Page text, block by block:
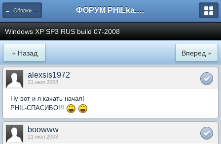
← Сборки Windows от PHILKA.RU ФОРУМ PHILka.RU
Windows XP SP3 RUS build 07-2008
« Назад Вперед »
alexsis1972
21 июл 2008
Ну вот и я качать начал!
PHIL-СПАСИБО!!!
boowww
21 июл 2008